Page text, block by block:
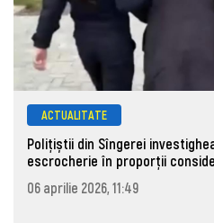
ACTUALITATE
Polițiștii din Sîngerei
escrocherie în proporții
06 aprilie 2026, 11:49